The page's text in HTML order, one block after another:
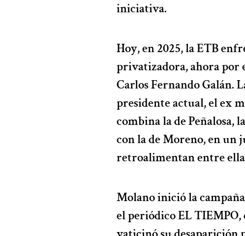
iniciativa.
Hoy, en 2025, la ETB
privatizadora, ahora por
Carlos Fernando Galán.
presidente actual, el ex
combina la de Peñalosa,
con la de Moreno, en un
retroalimentan entre
Molano inició la
el periódico EL TIEMPO,